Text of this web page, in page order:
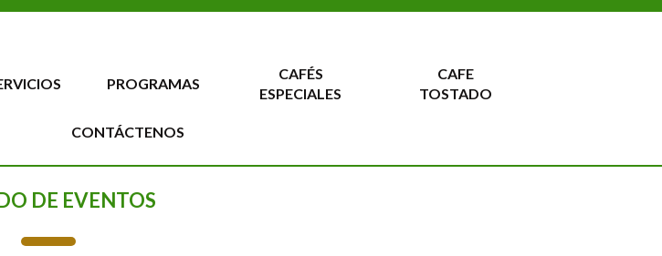
PROGRAMAS
CAFÉS
ESPECIALES
CAFE
TOSTADO
CONTÁCTENOS
DE EVENTOS